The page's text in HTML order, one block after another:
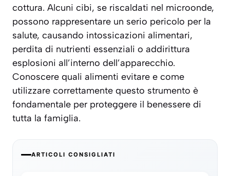
cottura. Alcuni cibi, se riscaldati nel microonde,
possono rappresentare un serio pericolo per la
salute, causando intossicazioni alimentari,
perdita di nutrienti essenziali o addirittura
esplosioni all’interno dell’apparecchio.
Conoscere quali alimenti evitare e come
utilizzare correttamente questo strumento è
fondamentale per proteggere il benessere di
tutta la famiglia.
ARTICOLI CONSIGLIATI